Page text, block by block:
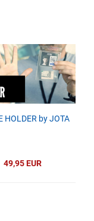
HOLDER by JOTA
49,95 EUR